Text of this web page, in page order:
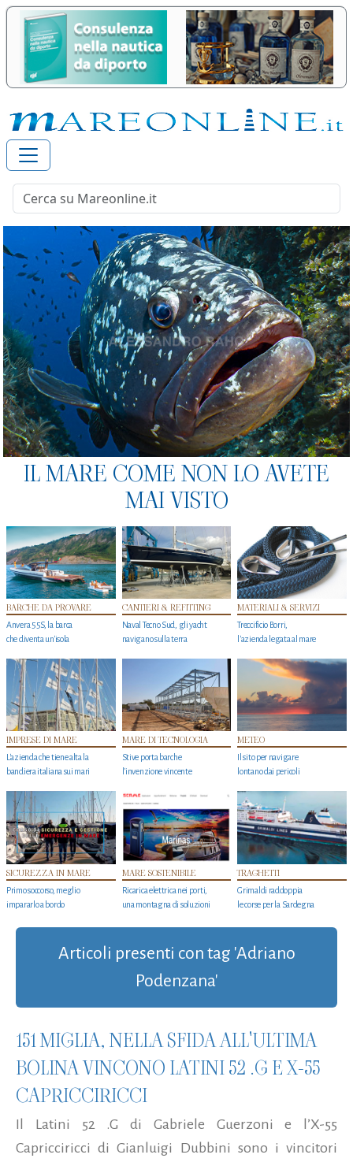
IL MARE COME NON LO AVETE
MAI VISTO
BARCHE DA PROVARE
Anvera 55S, la barca
che diventa un'isola
CANTIERI & REFITTING
Naval Tecno Sud, gli yacht
navigano sulla terra
MATERIALI & SERVIZI
Treccificio Borri,
l'azienda legata al mare
IMPRESE DI MARE
L'azienda che tiene alta la
bandiera italiana sui mari
MARE DI TECNOLOGIA
Stive porta barche
l'invenzione vincente
METEO
Il sito per navigare
lontano dai pericoli
SICUREZZA IN MARE
Primo soccorso, meglio
impararlo a bordo
MARE SOSTENIBILE
Ricarica elettrica nei porti,
una montagna di soluzioni
TRAGHETTI
Grimaldi raddoppia
le corse per la Sardegna
Articoli presenti con tag 'Adriano
Podenzana'
151 MIGLIA, NELLA SFIDA ALL'ULTIMA
BOLINA VINCONO LATINI 52 .G E X-55
CAPRICCIRICCI
Il Latini 52 .G di Gabriele Guerzoni e l’X-55
Capricciricci di Gianluigi Dubbini sono i vincitori